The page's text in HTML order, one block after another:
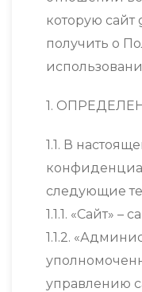
которую сайт
получить о
1.
1.1. В
следующие
1.1.1. «Сайт» –
1.1.2.
управлению